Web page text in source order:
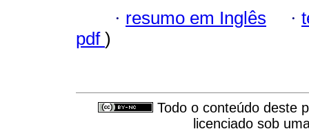
· resumo em Inglês ·
pdf )
Todo o conteúdo deste
licenciado sob